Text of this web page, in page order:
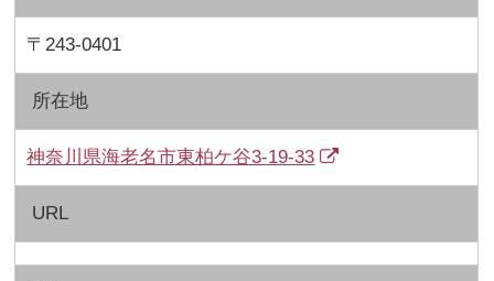
〒243-0401
所在地
神奈川県海老名市東柏ケ谷3-19-33
URL